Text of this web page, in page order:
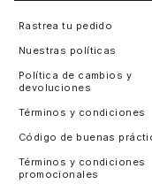
Rastrea tu pedido
Nuestras políticas
Política de cambios y
devoluciones
Términos y condiciones
Código de buenas
Términos y condiciones
promocionales